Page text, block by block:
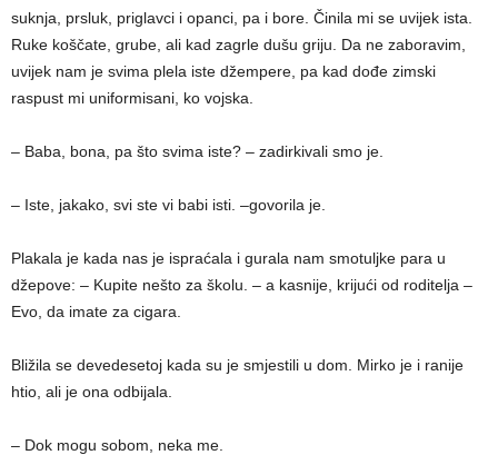
suknja, prsluk, priglavci i opanci, pa i bore. Činila mi se uvijek ista.
Ruke koščate, grube, ali kad zagrle dušu griju. Da ne zaboravim,
uvijek nam je svima plela iste džempere, pa kad dođe zimski
raspust mi uniformisani, ko vojska.
– Baba, bona, pa što svima iste? – zadirkivali smo je.
– Iste, jakako, svi ste vi babi isti. –govorila je.
Plakala je kada nas je ispraćala i gurala nam smotuljke para u
džepove: – Kupite nešto za školu. – a kasnije, krijući od roditelja –
Evo, da imate za cigara.
Bližila se devedesetoj kada su je smjestili u dom. Mirko je i ranije
htio, ali je ona odbijala.
– Dok mogu sobom, neka me.